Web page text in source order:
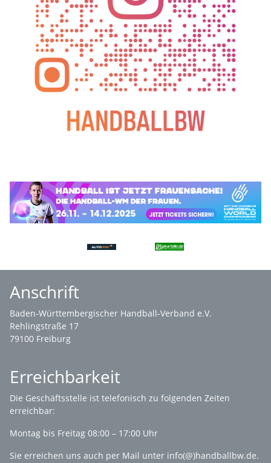
Anschrift
Baden-Württembergischer Handball-Verband e.V.
Rehlingstraße 17
79100 Freiburg
Erreichbarkeit
Die Geschäftsstelle ist telefonisch zu folgenden Zeiten
erreichbar:
Montag bis Freitag 08:00 – 17:00 Uhr
Sie erreichen uns auch per Mail unter info(@)handballbw.de.